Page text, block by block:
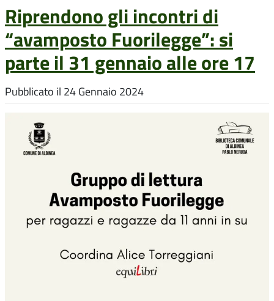
Riprendono gli incontri di
“avamposto Fuorilegge”: si
parte il 31 gennaio alle ore 17
Pubblicato il 24 Gennaio 2024